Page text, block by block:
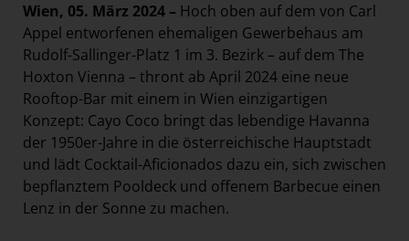
Unibail-Rodamco-Westfield
Vöslauer
NMK
MEDIA
KONTAKT
Wien, 05. März 2024 – Hoch oben auf dem von Carl
Appel entworfenen ehemaligen Gewerbehaus am
Rudolf-Sallinger-Platz 1 im 3. Bezirk – auf dem The
Hoxton Vienna – thront ab April 2024 eine neue
Rooftop-Bar mit einem in Wien einzigartigen
Konzept: Cayo Coco bringt das lebendige Havanna
der 1950er-Jahre in die österreichische Hauptstadt
und lädt Cocktail-Aficionados dazu ein, sich zwischen
bepflanztem Pooldeck und offenem Barbecue einen
Lenz in der Sonne zu machen.